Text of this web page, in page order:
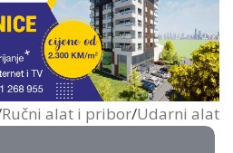
Ručni alat i pribor/Udarni alat